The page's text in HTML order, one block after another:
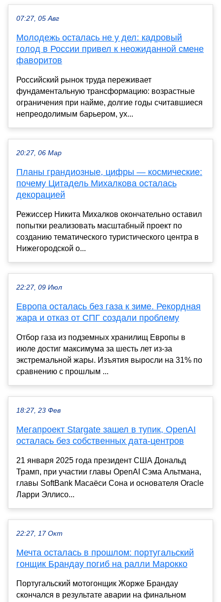
07:27, 05 Авг
Молодежь осталась не у дел: кадровый
голод в России привел к неожиданной смене
фаворитов
Российский рынок труда переживает
фундаментальную трансформацию: возрастные
ограничения при найме, долгие годы считавшиеся
непреодолимым барьером, ух...
20:27, 06 Мар
Планы грандиозные, цифры — космические:
почему Цитадель Михалкова осталась
декорацией
Режиссер Никита Михалков окончательно оставил
попытки реализовать масштабный проект по
созданию тематического туристического центра в
Нижегородской о...
22:27, 09 Июл
Европа осталась без газа к зиме. Рекордная
жара и отказ от СПГ создали проблему
Отбор газа из подземных хранилищ Европы в
июле достиг максимума за шесть лет из-за
экстремальной жары. Изъятия выросли на 31% по
сравнению с прошлым ...
18:27, 23 Фев
Мегапроект Stargate зашел в тупик, OpenAI
осталась без собственных дата-центров
21 января 2025 года президент США Дональд
Трамп, при участии главы OpenAI Сэма Альтмана,
главы SoftBank Масаёси Сона и основателя Oracle
Ларри Эллисо...
22:27, 17 Окт
Мечта осталась в прошлом: португальский
гонщик Брандау погиб на ралли Марокко
Португальский мотогонщик Жорже Брандау
скончался в результате аварии на финальном